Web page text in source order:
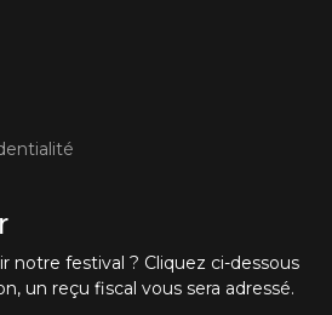
notre festival ? Cliquez ci-dessous
un reçu fiscal vous sera adressé.